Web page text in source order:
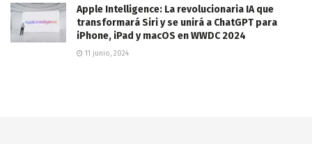
Apple Intelligence: La revolucionaria IA que
transformará Siri y se unirá a ChatGPT para
iPhone, iPad y macOS en WWDC 2024
11 junio, 2024